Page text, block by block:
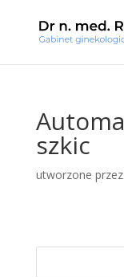
szkic
utworzone przez